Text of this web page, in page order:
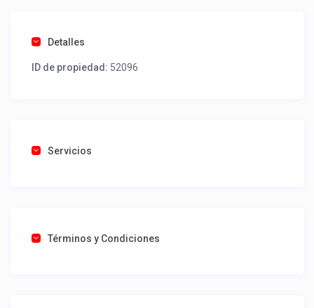
Detalles
ID de propiedad: 52096
Servicios
Términos y Condiciones